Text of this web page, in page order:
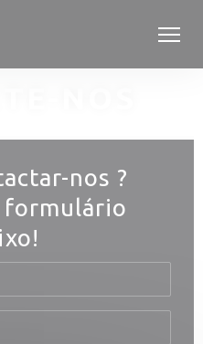
nos ?
formulário